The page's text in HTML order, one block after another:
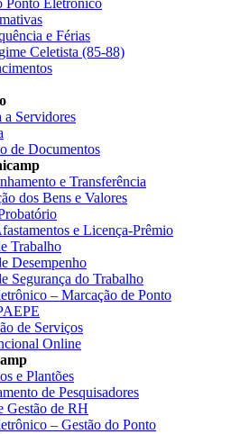
Ponto Eletrônico
e Férias
Celetista (85-88)
a Servidores
de Documentos
e Transferência
dos Bens e Valores
e Licença-Prêmio
Trabalho
Desempenho
Segurança do Trabalho
– Marcação de Ponto
de Serviços
Online
e Plantões
de Pesquisadores
Gestão de RH
– Gestão do Ponto